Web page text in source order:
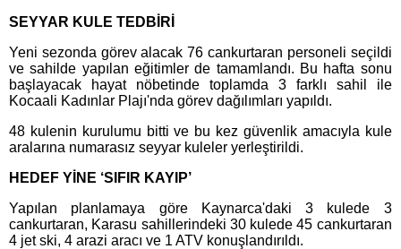
SEYYAR KULE TEDBİRİ
Yeni sezonda görev alacak 76 cankurtaran personeli seçildi
ve sahilde yapılan eğitimler de tamamlandı. Bu hafta sonu
başlayacak hayat nöbetinde toplamda 3 farklı sahil ile
Kocaali Kadınlar Plajı'nda görev dağılımları yapıldı.
48 kulenin kurulumu bitti ve bu kez güvenlik amacıyla kule
aralarına numarasız seyyar kuleler yerleştirildi.
HEDEF YİNE ‘SIFIR KAYIP’
Yapılan planlamaya göre Kaynarca'daki 3 kulede 3
cankurtaran, Karasu sahillerindeki 30 kulede 45 cankurtaran
4 jet ski, 4 arazi aracı ve 1 ATV konuşlandırıldı.